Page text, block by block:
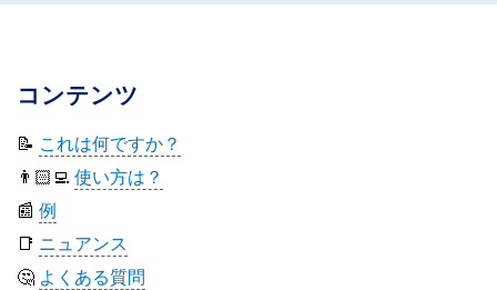
コンテンツ
📝 これは何ですか？
👨🏻‍💻 使い方は？
📰 例
📑 ニュアンス
🤔 よくある質問